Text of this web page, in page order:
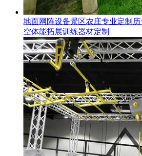
地面网阵设备景区农庄专业定制
空体能拓展训练器材定制